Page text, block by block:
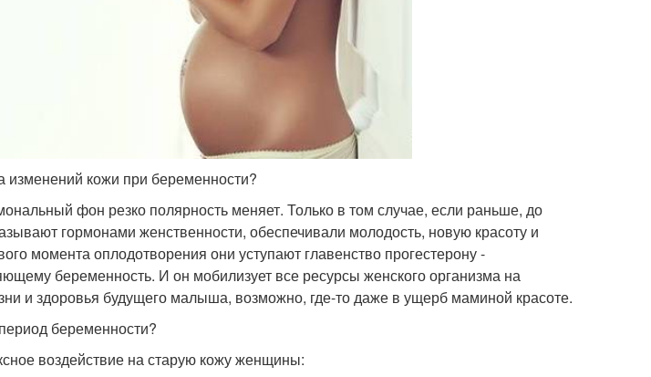
изменений кожи при беременности?
фон резко полярность меняет. Только в том случае, если раньше, до
гормонами женственности, обеспечивали молодость, новую красоту и
момента оплодотворения они уступают главенство прогестерону -
беременность. И он мобилизует все ресурсы женского организма на
и здоровья будущего малыша, возможно, где-то даже в ущерб маминой красоте.
беременности?
воздействие на старую кожу женщины: